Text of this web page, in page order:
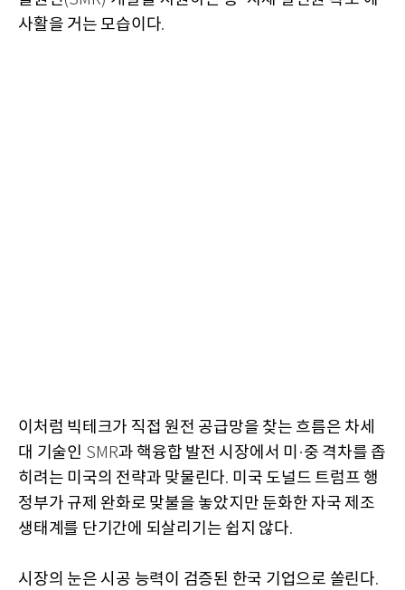
사활을 거는 모습이다.
이처럼 빅테크가 직접 원전 공급망을 찾는 흐름은 차세
대 기술인 SMR과 핵융합 발전 시장에서 미 ·중 격차를 좁
히려는 미국의 전략과 맞물린다. 미국 도널드 트럼프 행
정부가 규제 완화로 맞불을 놓았지만 둔화한 자국 제조
생태계를 단기간에 되살리기는 쉽지 않다.
시장의 눈은 시공 능력이 검증된 한국 기업으로 쏠린다.